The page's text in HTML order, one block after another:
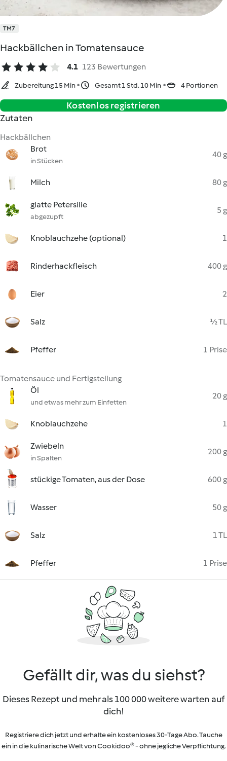
TM7
Hackbällchen in Tomatensauce
4.1 123 Bewertungen
Zubereitung 15 Min Gesamt 1 Std. 10 Min 4 Portionen
Kostenlos registrieren
Zutaten
Hackbällchen
Brot
in Stücken
40 g
Milch 80 g
glatte Petersilie
abgezupft
5 g
Knoblauchzehe (optional) 1
Rinderhackfleisch 400 g
Eier 2
Salz ½ TL
Pfeffer 1 Prise
Tomatensauce und Fertigstellung
Öl
und etwas mehr zum Einfetten
20 g
Knoblauchzehe 1
Zwiebeln
in Spalten
200 g
stückige Tomaten, aus der Dose 600 g
Wasser 50 g
Salz 1 TL
Pfeffer 1 Prise
Gefällt dir, was du siehst?
Dieses Rezept und mehr als 100 000 weitere warten auf
dich!
Registriere dich jetzt und erhalte ein kostenloses 30-Tage Abo. Tauche
ein in die kulinarische Welt von Cookidoo® - ohne jegliche Verpflichtung.